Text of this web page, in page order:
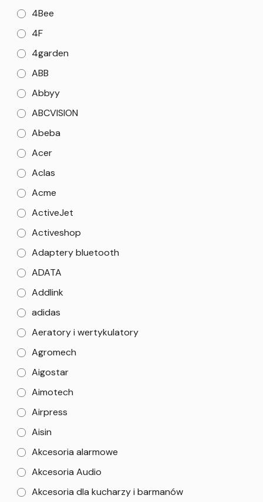
4Bee
4F
4garden
ABB
Abbyy
ABCVISION
Abeba
Acer
Aclas
Acme
ActiveJet
Activeshop
Adaptery bluetooth
ADATA
Addlink
adidas
Aeratory i wertykulatory
Agromech
Aigostar
Aimotech
Airpress
Aisin
Akcesoria alarmowe
Akcesoria Audio
Akcesoria dla kucharzy i barmanów